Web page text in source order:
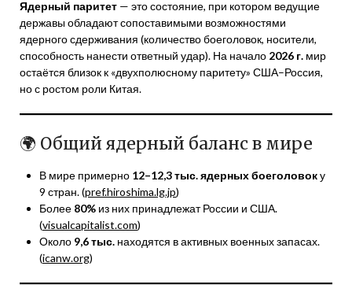
Ядерный паритет — это состояние, при котором ведущие
державы обладают сопоставимыми возможностями
ядерного сдерживания (количество боеголовок, носители,
способность нанести ответный удар). На начало 2026 г. мир
остаётся близок к «двухполюсному паритету» США–Россия,
но с ростом роли Китая.
🌍 Общий ядерный баланс в мире
В мире примерно 12–12,3 тыс. ядерных боеголовоку
9 стран. (pref.hiroshima.lg.jp)
Более 80% из них принадлежат России и США.
(visualcapitalist.com)
Около 9,6 тыс. находятся в активных военных запасах.
(icanw.org)